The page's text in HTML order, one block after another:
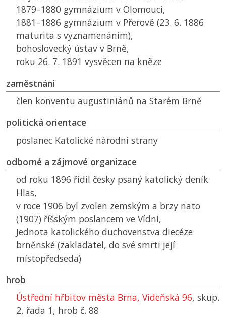
1879–1880 gymnázium v Olomouci,
1881–1886 gymnázium v Přerově (23. 6. 1886
maturita s vyznamenáním),
bohoslovecký ústav v Brně,
roku 26. 7. 1891 vysvěcen na kněze
zaměstnání
člen konventu augustiniánů na Starém Brně
politická orientace
poslanec Katolické národní strany
odborné a zájmové organizace
od roku 1896 řídil česky psaný katolický deník
Hlas,
v roce 1906 byl zvolen zemským a brzy nato
(1907) říšským poslancem ve Vídni,
Jednota katolického duchovenstva diecéze
brněnské (zakladatel, do své smrti její
místopředseda)
hrob
Ústřední hřbitov města Brna, Vídeňská 96, skup.
2, řada 1, hrob č. 88